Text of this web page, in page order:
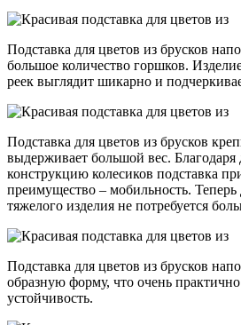
Подставка для цветов из брусков
большое количество горшков.
реек выглядит шикарно и
Подставка для цветов из брусков
выдерживает большой вес.
конструкцию колесиков подставка
преимущество – мобильность.
тяжелого изделия не потребуется
Подставка для цветов из брусков
образную форму, что очень
устойчивость.